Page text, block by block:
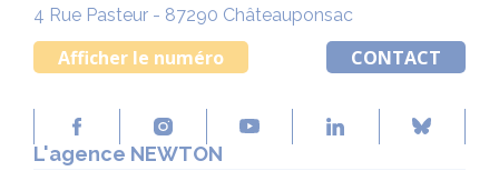
4 Rue Pasteur - 87290 Châteauponsac
Afficher le numéro CONTACT
L'agence NEWTON